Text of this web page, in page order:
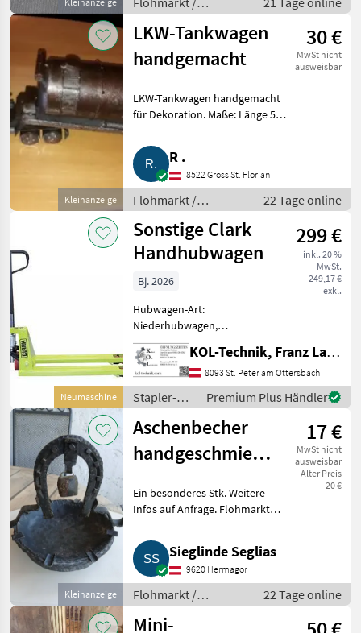
Sonstiges Flohmarkt
Kleinanzeige
LKW-Tankwagen
handgemacht
30 €
MwSt nicht
ausweisbar
LKW-Tankwagen handgemacht
für Dekoration. Maße: Länge 53
Stmk., 8530. Flohmarkt
Sonstiges Flohmarkt
R .
8522 Gross St. Florian
Flohmarkt /
Sonstiges Flohmarkt
22 Tage online
Neumaschine
Sonstige Clark
Handhubwagen
299 €
inkl. 20 %
MwSt.
249,17 €
exkl.
Bj. 2026
Hubwagen-Art:
Niederhubwagen,
Hubwagenantrieb: manuell
! Ausstellungsmodell mit
leichten Kratzer ! Daten: -
Modell: HPT CPJ25 -
Tragkraft: 2500 kg -
Hubhöhe: 11
KOL-Technik, Franz Lampl-Küssner
8093 St. Peter am Ottersbach
Stapler-
und
Lagertechnik
/ Sonstige
Premium Plus Händler
Kleinanzeige
Aschenbecher
handgeschmiedet
und Glocke
17 €
MwSt nicht
ausweisbar
Alter Preis
20 €
Ein besonderes Stk. Weitere
Infos auf Anfrage. Flohmarkt
Sieglinde Seglias
9620 Hermagor
Flohmarkt /
Sonstiges Flohmarkt
22 Tage online
Mini-